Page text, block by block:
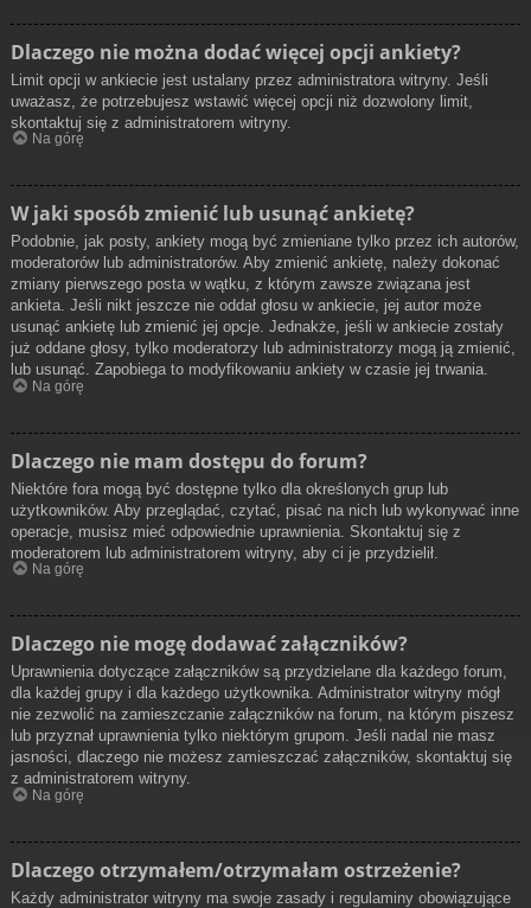
Dlaczego nie można dodać więcej opcji ankiety?
Limit opcji w ankiecie jest ustalany przez administratora witryny. Jeśli
uważasz, że potrzebujesz wstawić więcej opcji niż dozwolony limit,
skontaktuj się z administratorem witryny.
Na górę
W jaki sposób zmienić lub usunąć ankietę?
Podobnie, jak posty, ankiety mogą być zmieniane tylko przez ich autorów,
moderatorów lub administratorów. Aby zmienić ankietę, należy dokonać
zmiany pierwszego posta w wątku, z którym zawsze związana jest
ankieta. Jeśli nikt jeszcze nie oddał głosu w ankiecie, jej autor może
usunąć ankietę lub zmienić jej opcje. Jednakże, jeśli w ankiecie zostały
już oddane głosy, tylko moderatorzy lub administratorzy mogą ją zmienić,
lub usunąć. Zapobiega to modyfikowaniu ankiety w czasie jej trwania.
Na górę
Dlaczego nie mam dostępu do forum?
Niektóre fora mogą być dostępne tylko dla określonych grup lub
użytkowników. Aby przeglądać, czytać, pisać na nich lub wykonywać inne
operacje, musisz mieć odpowiednie uprawnienia. Skontaktuj się z
moderatorem lub administratorem witryny, aby ci je przydzielił.
Na górę
Dlaczego nie mogę dodawać załączników?
Uprawnienia dotyczące załączników są przydzielane dla każdego forum,
dla każdej grupy i dla każdego użytkownika. Administrator witryny mógł
nie zezwolić na zamieszczanie załączników na forum, na którym piszesz
lub przyznał uprawnienia tylko niektórym grupom. Jeśli nadal nie masz
jasności, dlaczego nie możesz zamieszczać załączników, skontaktuj się
z administratorem witryny.
Na górę
Dlaczego otrzymałem/otrzymałam ostrzeżenie?
Każdy administrator witryny ma swoje zasady i regulaminy obowiązujące